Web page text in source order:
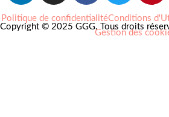
Copyright © 2025 GGG. Tous droits
Politique de confidentialitéConditions
Gestion des